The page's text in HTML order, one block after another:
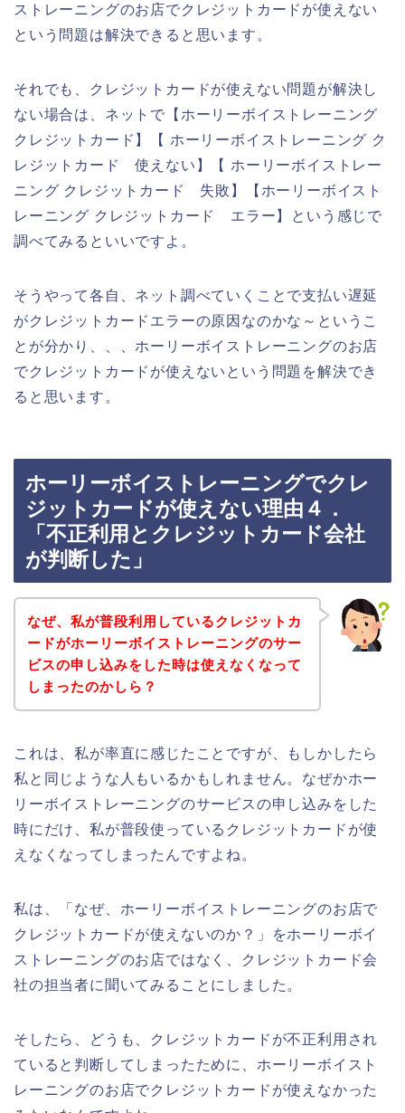
ストレーニングのお店でクレジットカードが使えない
という問題は解決できると思います。
それでも、クレジットカードが使えない問題が解決し
ない場合は、ネットで【ホーリーボイストレーニング
クレジットカード】【 ホーリーボイストレーニング ク
レジットカード 使えない】【 ホーリーボイストレー
ニング クレジットカード 失敗】【ホーリーボイスト
レーニング クレジットカード エラー】という感じで
調べてみるといいですよ。
そうやって各自、ネット調べていくことで支払い遅延
がクレジットカードエラーの原因なのかな～というこ
とが分かり、、、ホーリーボイストレーニングのお店
でクレジットカードが使えないという問題を解決でき
ると思います。
ホーリーボイストレーニングでクレ
ジットカードが使えない理由４．
「不正利用とクレジットカード会社
が判断した」
なぜ、私が普段利用しているクレジットカ
ードがホーリーボイストレーニングのサー
ビスの申し込みをした時は使えなくなって
しまったのかしら？
これは、私が率直に感じたことですが、もしかしたら
私と同じような人もいるかもしれません。なぜかホー
リーボイストレーニングのサービスの申し込みをした
時にだけ、私が普段使っているクレジットカードが使
えなくなってしまったんですよね。
私は、「なぜ、ホーリーボイストレーニングのお店で
クレジットカードが使えないのか？」をホーリーボイ
ストレーニングのお店ではなく、クレジットカード会
社の担当者に聞いてみることにしました。
そしたら、どうも、クレジットカードが不正利用され
ていると判断してしまったために、ホーリーボイスト
レーニングのお店でクレジットカードが使えなかった